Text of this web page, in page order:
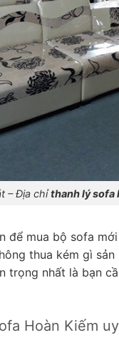
– Địa chỉthanh lý sofa
để mua bộ sofa
thua kém gì
trọng nhất là bạn
Hoàn Kiếm